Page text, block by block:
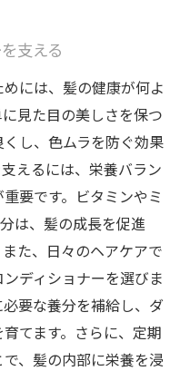
トメント選び
を美しくキープ
の健康を守る
る髪の養分ケア
カラーを守る
色落ち防止
康な髪を維持
をサポート
髪を実現
ントの選び方
支える
には、髪の健康が何よ
見た目の美しさを保つ
し、色ムラを防ぐ効果
えるには、栄養バラン
要です。ビタミンやミ
は、髪の成長を促進
た、日々のヘアケアで
ディショナーを選びま
要な養分を補給し、ダ
てます。さらに、定期
、髪の内部に栄養を浸